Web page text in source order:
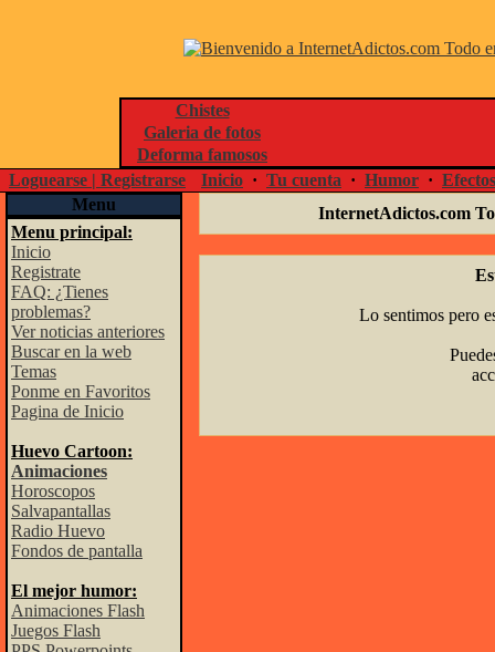
Chistes
Galeria de fotos
Deforma famosos
Loguearse | Registrarse
Inicio · Tu cuenta · Humor ·
Menu
Menu principal:
Inicio
Registrate
FAQ: ¿Tienes
problemas?
Ver noticias anteriores
Buscar en la web
Temas
Ponme en Favoritos
Pagina de Inicio
Huevo Cartoon:
Animaciones
Horoscopos
Salvapantallas
Radio Huevo
Fondos de pantalla
El mejor humor:
Animaciones Flash
Juegos Flash
InternetAdictos.com
Lo sentimos pero